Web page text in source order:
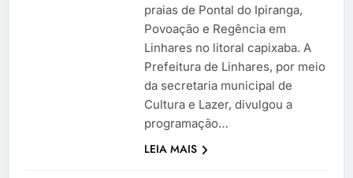
praias de Pontal do Ipiranga,
Povoação e Regência em
Linhares no litoral capixaba. A
Prefeitura de Linhares, por meio
da secretaria municipal de
Cultura e Lazer, divulgou a
programação…
LEIA MAIS